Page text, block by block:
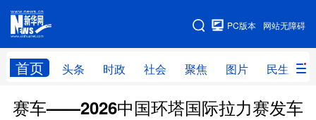
网站无障碍
PC版本
首页 头条 时政 社会 聚焦 图片 民生
网站地图
头条 时政 社会 聚焦
赛车——2026中国环塔国际拉力赛发车